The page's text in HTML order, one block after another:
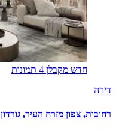
חדש מקבלן 4 תמונות
דירה
רחובות, צפון מזרח העיר, גורדון